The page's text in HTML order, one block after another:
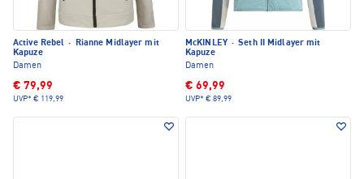
Active Rebel ·
Rianne Midlayer mit
Kapuze
Damen
€ 79,99
UVP* € 119,99
McKINLEY · Seth II Midlayer mit
Kapuze
Damen
€ 69,99
UVP* € 89,99